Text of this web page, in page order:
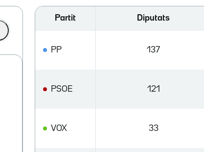
Partit Diputats
PP 137
PSOE 121
VOX 33